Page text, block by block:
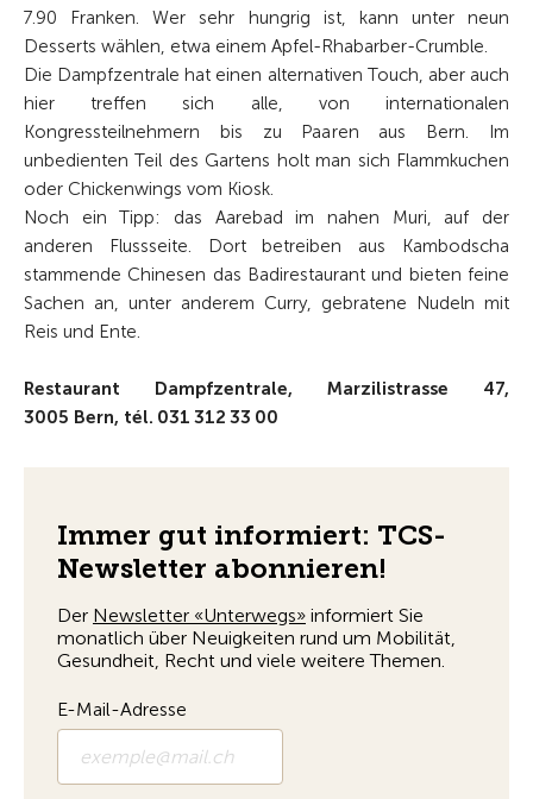
7.90 Franken. Wer sehr hungrig ist, kann unter neun
Desserts wählen, etwa einem ­Apfel-Rhabarber-Crumble.
Die Dampfzentrale hat einen alternativen Touch, aber auch
hier treffen sich alle, von internationalen
Kongressteilnehmern bis zu Paaren aus Bern. Im
unbedienten Teil des Gartens holt man sich Flammkuchen
oder Chickenwings vom Kiosk.
Noch ein Tipp: das Aarebad im nahen Muri, auf der
anderen Flussseite. Dort betreiben aus Kambodscha
stammende Chinesen das Badirestaurant und bieten feine
Sachen an, unter anderem Curry, gebratene Nudeln mit
Reis und Ente.
Restaurant Dampfzentrale, Marzilistrasse 47,
3005 Bern, tél. 031 312 33 00